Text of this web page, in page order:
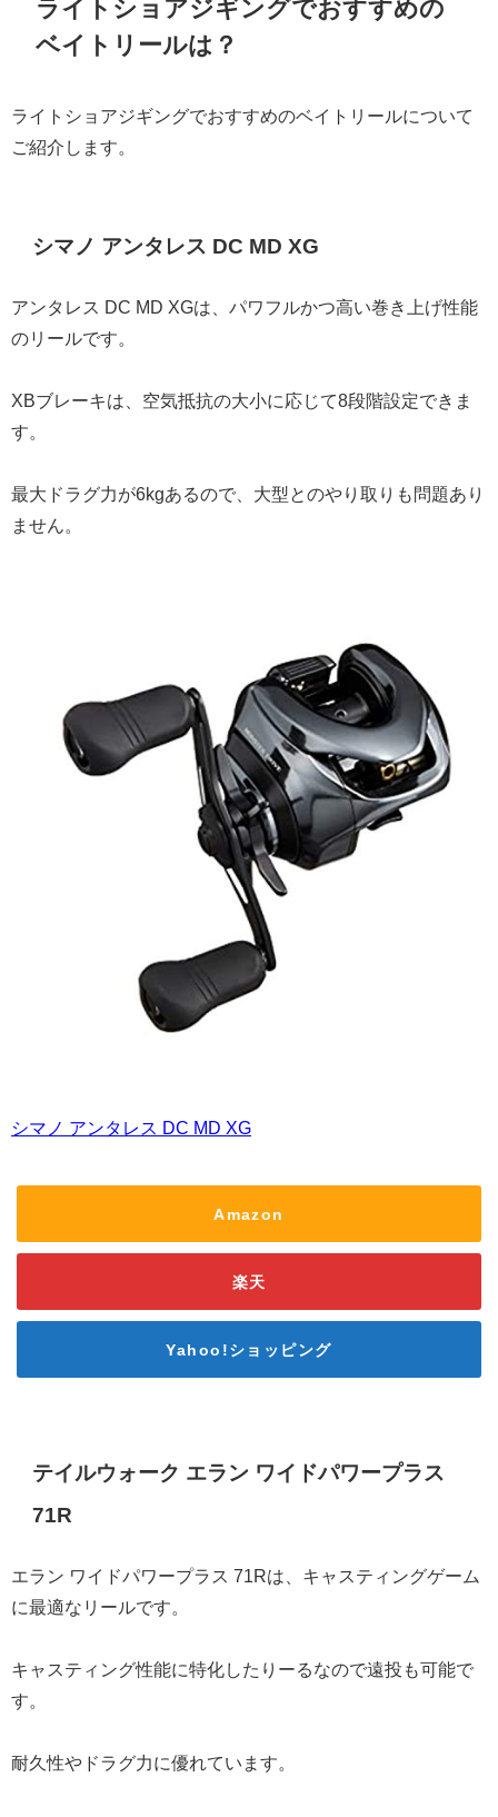
ライトショアジギングでおすすめの
ベイトリールは？
ライトショアジギングでおすすめのベイトリールについて
ご紹介します。
シマノ アンタレス DC MD XG
アンタレス DC MD XGは、パワフルかつ高い巻き上げ性能
のリールです。
XBブレーキは、空気抵抗の大小に応じて8段階設定できま
す。
最大ドラグ力が6kgあるので、大型とのやり取りも問題あり
ません。
シマノ アンタレス DC MD XG
Amazon
楽天
Yahoo!ショッピング
テイルウォーク エラン ワイドパワープラス
71R
エラン ワイドパワープラス 71Rは、キャスティングゲーム
に最適なリールです。
キャスティング性能に特化したりーるなので遠投も可能で
す。
耐久性やドラグ力に優れています。